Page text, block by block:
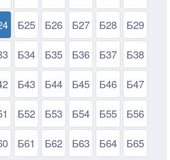
Б25 Б26 Б27 Б28
Б29
Б34 Б35 Б36 Б37
Б38
Б43 Б44 Б45 Б46
Б47
Б52 Б53 Б54 Б55
Б56
Б61 Б62 Б63 Б64 Б65